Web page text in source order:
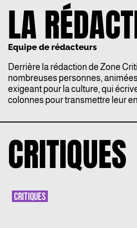
LA
Equipe de rédacteurs
Derrière la rédaction de Zone
nombreuses personnes,
exigeant pour la culture, qui
colonnes pour transmettre leur
CRITIQUES
CRITIQUES